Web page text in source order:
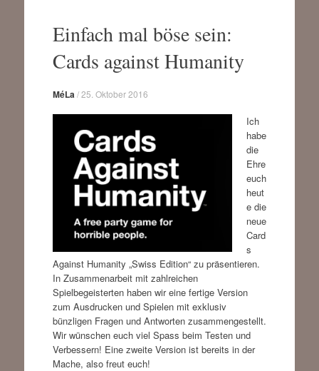
springenEinfach mal böse sein:
Cards against Humanity
MéLa /25. Oktober 2016
Ich
habe
die
Ehre
euch
heut
e die
neue
Card
s
Against Humanity „Swiss Edition“ zu präsentieren.
In Zusammenarbeit mit zahlreichen
Spielbegeisterten haben wir eine fertige Version
zum Ausdrucken und Spielen mit exklusiv
bünzligen Fragen und Antworten zusammengestellt.
Wir wünschen euch viel Spass beim Testen und
Verbessern! Eine zweite Version ist bereits in der
Mache, also freut euch!